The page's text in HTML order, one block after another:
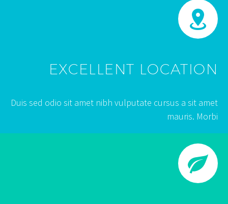
EXCELLENT LOCATION
Duis sed odio sit amet nibh vulputate cursus a sit amet
mauris. Morbi